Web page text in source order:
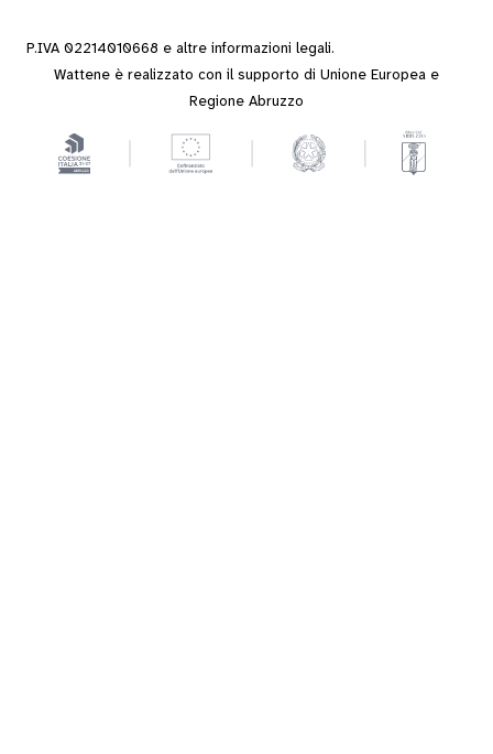
P.IVA 02214010668 e altre informazioni legali.
Wattene è realizzato con il supporto di Unione Europea e
Regione Abruzzo